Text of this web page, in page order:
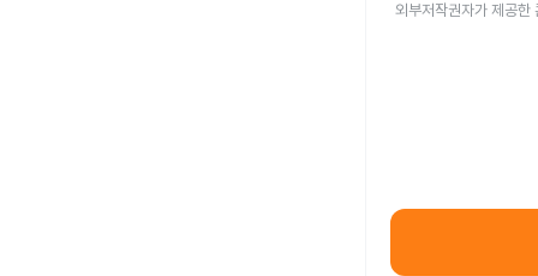
외부저작권자가 제공한